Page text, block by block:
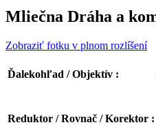
Mliečna Dráha a
Zobraziť fotku v plnom rozlíšení
Ďalekohľad / Objektív :
Reduktor / Rovnač / Korektor :